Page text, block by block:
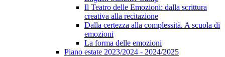
Il Teatro delle Emozioni: dalla scrittura
creativa alla recitazione
Dalla certezza alla complessità. A scuola di
emozioni
La forma delle emozioni
Piano estate 2023/2024 - 2024/2025